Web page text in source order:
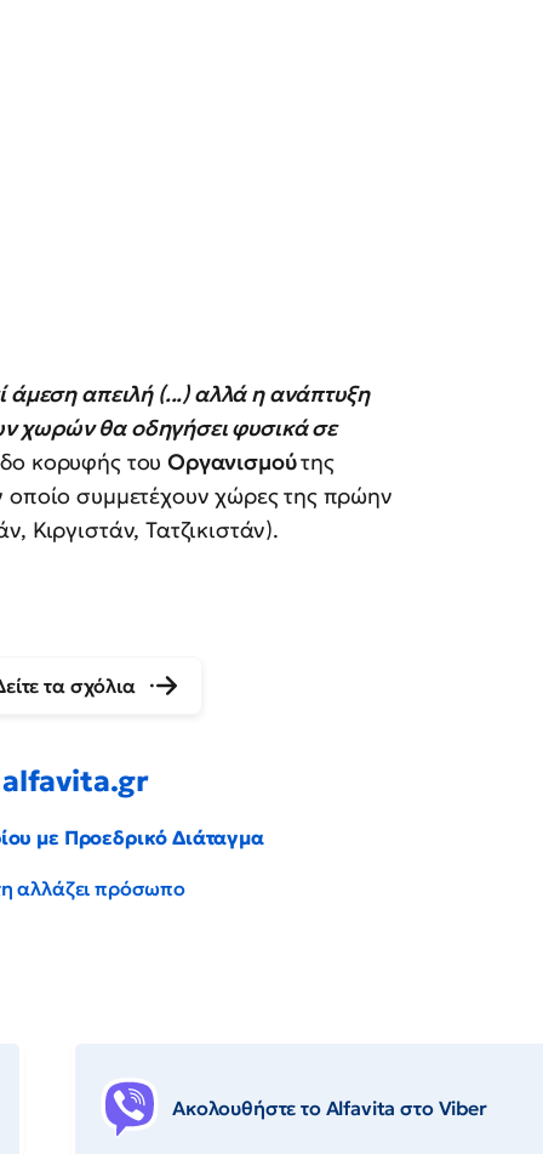
άμεση απειλή (...) αλλά η ανάπτυξη
χωρών θα οδηγήσει φυσικά σε
κορυφής τουΟργανισμούτης
οποίο συμμετέχουν χώρες της πρώην
Κιργιστάν, Τατζικιστάν).
τα σχόλια
alfavita.gr
με Προεδρικό Διάταγμα
αλλάζει πρόσωπο
Ακολουθήστε το Αlfavita στο Viber